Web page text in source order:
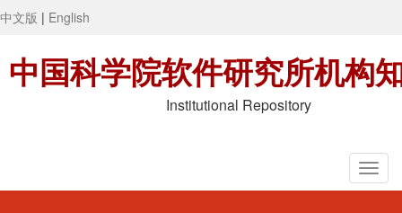
中文版 | English
中国科学院软件研究所机构
Institutional Repository